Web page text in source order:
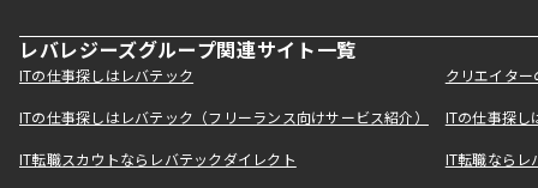
レバレジーズグループ関連サイト一覧
ITの仕事探しはレバテック クリエイタ
ITの仕事探しはレバテック（フリーランス向けサービス紹介） ITの仕事探
IT転職スカウトならレバテックダイレクト IT転職なら